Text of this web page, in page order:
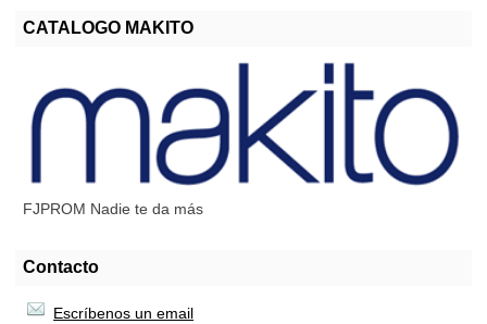
CATALOGO MAKITO
FJPROM Nadie te da más
Contacto
Escríbenos un email